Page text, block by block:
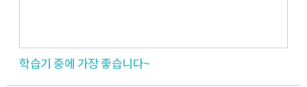
학습기 중에 가장 좋습니다~